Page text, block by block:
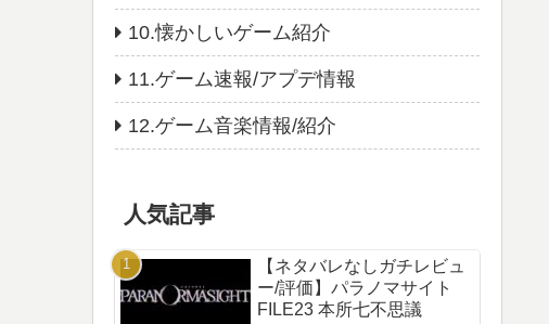
10.懐かしいゲーム紹介
11.ゲーム速報/アプデ情報
12.ゲーム音楽情報/紹介
人気記事
【ネタバレなしガチレビュ
ー/評価】パラノマサイト
FILE23 本所七不思議